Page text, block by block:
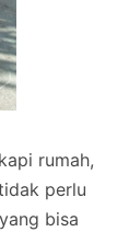
rumah,
perlu
bisa